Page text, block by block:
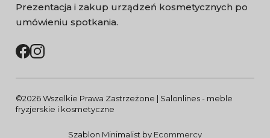
Prezentacja i zakup urządzeń kosmetycznych po
umówieniu spotkania.
©2026 Wszelkie Prawa Zastrzeżone | Salonlines - meble
fryzjerskie i kosmetyczne
Szablon Minimalist by Ecommercy